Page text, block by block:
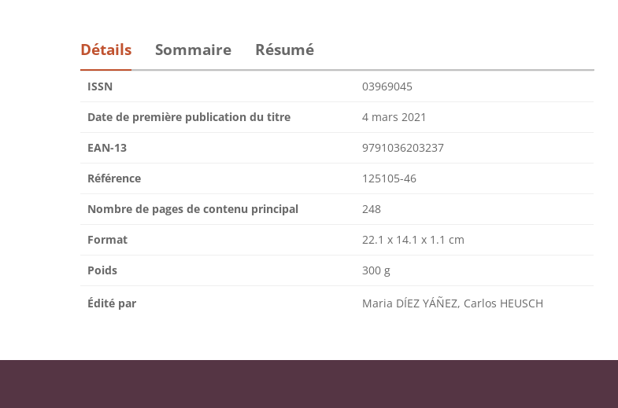
Détails Sommaire Résumé
ISSN 03969045
Date de première publication du titre 4 mars 2021
EAN-13 9791036203237
Référence 125105-46
Nombre de pages de contenu principal 248
Format 22.1 x 14.1 x 1.1 cm
Poids 300 g
Édité par Maria DÍEZ YÁÑEZ, Carlos HEUSCH